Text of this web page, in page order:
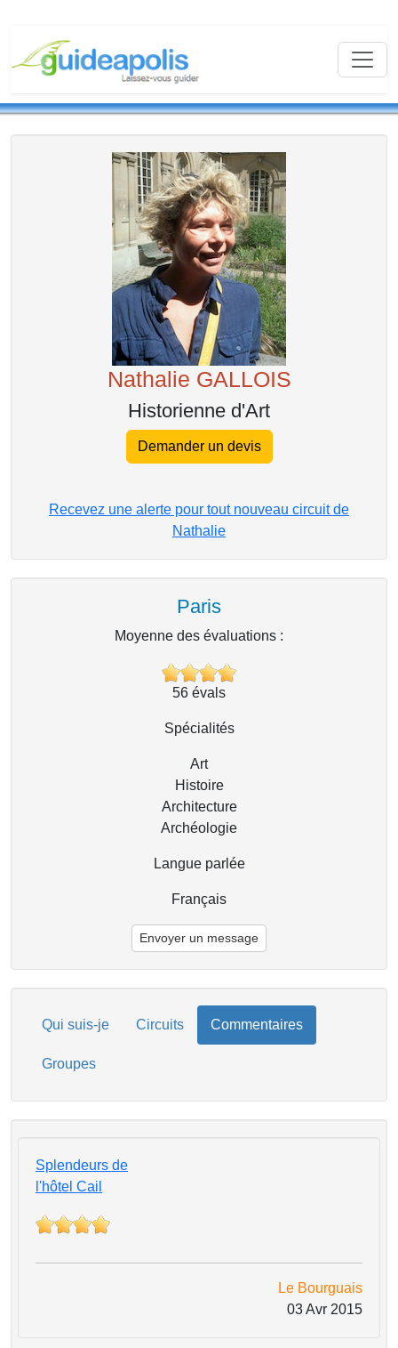
Nathalie GALLOIS
Historienne d'Art
Demander un devis
Recevez une alerte pour tout nouveau circuit de
Nathalie
Paris
Moyenne des évaluations :
56 évals
Spécialités
Art
Histoire
Architecture
Archéologie
Langue parlée
Français
Envoyer un message
Qui suis-je Circuits Commentaires
Groupes
Splendeurs de
l'hôtel Cail
Le Bourguais
03 Avr 2015